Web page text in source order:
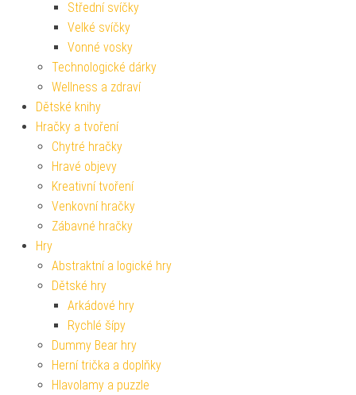
Střední svíčky
Velké svíčky
Vonné vosky
Technologické dárky
Wellness a zdraví
Dětské knihy
Hračky a tvoření
Chytré hračky
Hravé objevy
Kreativní tvoření
Venkovní hračky
Zábavné hračky
Hry
Abstraktní a logické hry
Dětské hry
Arkádové hry
Rychlé šípy
Dummy Bear hry
Herní trička a doplňky
Hlavolamy a puzzle